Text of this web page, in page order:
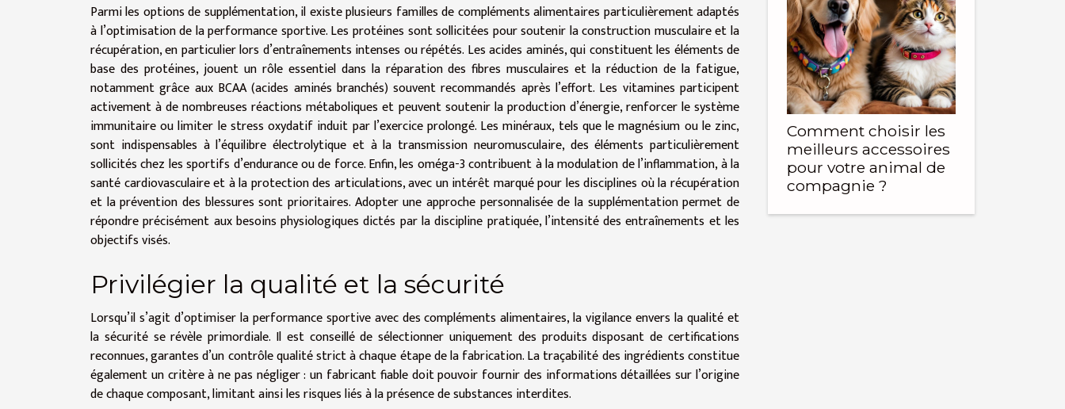
Parmi les options de supplémentation, il existe plusieurs familles de compléments alimentaires particulièrement adaptés
à l’optimisation de la performance sportive. Les protéines sont sollicitées pour soutenir la construction musculaire et la
récupération, en particulier lors d’entraînements intenses ou répétés. Les acides aminés, qui constituent les éléments de
base des protéines, jouent un rôle essentiel dans la réparation des fibres musculaires et la réduction de la fatigue,
notamment grâce aux BCAA (acides aminés branchés) souvent recommandés après l’effort. Les vitamines participent
activement à de nombreuses réactions métaboliques et peuvent soutenir la production d’énergie, renforcer le système
immunitaire ou limiter le stress oxydatif induit par l’exercice prolongé. Les minéraux, tels que le magnésium ou le zinc,
sont indispensables à l’équilibre électrolytique et à la transmission neuromusculaire, des éléments particulièrement
sollicités chez les sportifs d’endurance ou de force. Enfin, les oméga-3 contribuent à la modulation de l’inflammation, à la
santé cardiovasculaire et à la protection des articulations, avec un intérêt marqué pour les disciplines où la récupération
et la prévention des blessures sont prioritaires. Adopter une approche personnalisée de la supplémentation permet de
répondre précisément aux besoins physiologiques dictés par la discipline pratiquée, l’intensité des entraînements et les
objectifs visés.
Privilégier la qualité et la sécurité
Lorsqu’il s’agit d’optimiser la performance sportive avec des compléments alimentaires, la vigilance envers la qualité et
la sécurité se révèle primordiale. Il est conseillé de sélectionner uniquement des produits disposant de certifications
reconnues, garantes d’un contrôle qualité strict à chaque étape de la fabrication. La traçabilité des ingrédients constitue
également un critère à ne pas négliger : un fabricant fiable doit pouvoir fournir des informations détaillées sur l’origine
de chaque composant, limitant ainsi les risques liés à la présence de substances interdites.
Comment choisir les
meilleurs accessoires
pour votre animal de
compagnie ?